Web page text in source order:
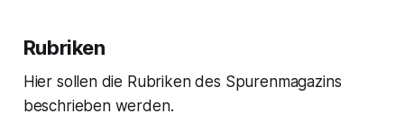
Rubriken
Hier sollen die Rubriken des Spurenmagazins
beschrieben werden.